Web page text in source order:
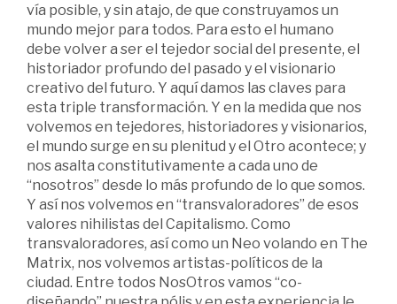
vía posible, y sin atajo, de que construyamos un
mundo mejor para todos. Para esto el humano
debe volver a ser el tejedor social del presente, el
historiador profundo del pasado y el visionario
creativo del futuro. Y aquí damos las claves para
esta triple transformación. Y en la medida que nos
volvemos en tejedores, historiadores y visionarios,
el mundo surge en su plenitud y el Otro acontece; y
nos asalta constitutivamente a cada uno de
“nosotros” desde lo más profundo de lo que somos.
Y así nos volvemos en “transvaloradores” de esos
valores nihilistas del Capitalismo. Como
transvaloradores, así como un Neo volando en The
Matrix, nos volvemos artistas-políticos de la
ciudad. Entre todos NosOtros vamos “co-